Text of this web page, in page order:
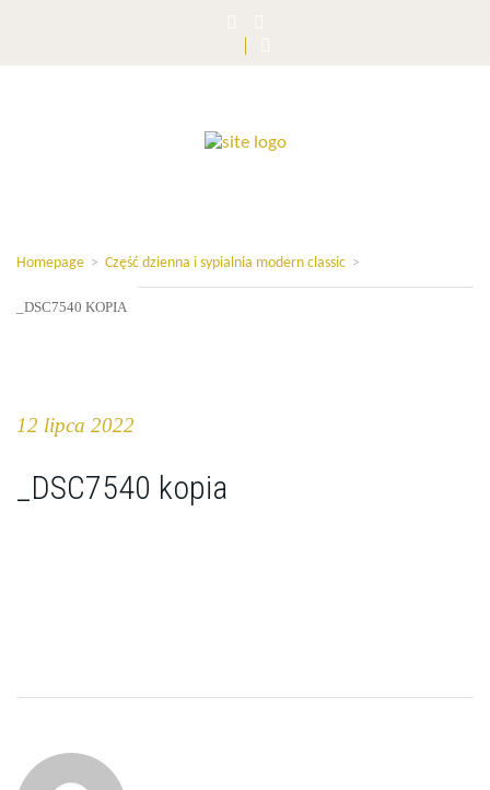
Homepage > Część dzienna i sypialnia modern classic >
_DSC7540 KOPIA
12 lipca 2022
_DSC7540 kopia